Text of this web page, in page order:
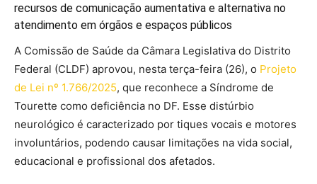
recursos de comunicação aumentativa e alternativa no
atendimento em órgãos e espaços públicos
A Comissão de Saúde da Câmara Legislativa do Distrito
Federal (CLDF) aprovou, nesta terça-feira (26), o Projeto
de Lei nº 1.766/2025, que reconhece a Síndrome de
Tourette como deficiência no DF. Esse distúrbio
neurológico é caracterizado por tiques vocais e motores
involuntários, podendo causar limitações na vida social,
educacional e profissional dos afetados.